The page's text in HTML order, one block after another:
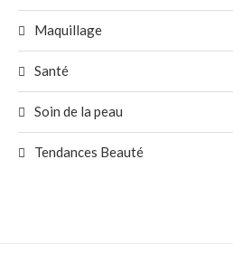
Maquillage
Santé
Soin de la peau
Tendances Beauté